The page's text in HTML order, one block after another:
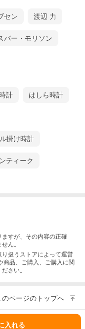
セン 渡辺 力
パー・モリソン
計 はしら時計
掛け時計
ティーク
ますが、その内容の正確
ん。
り扱うストアによって運営
商品、ご購入 、ご購入に関
さい。
のページのトップへ
入れる